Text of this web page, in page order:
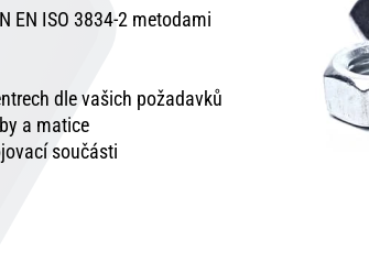
EN ISO 3834-2 metodami
dle vašich požadavků
a matice
součásti